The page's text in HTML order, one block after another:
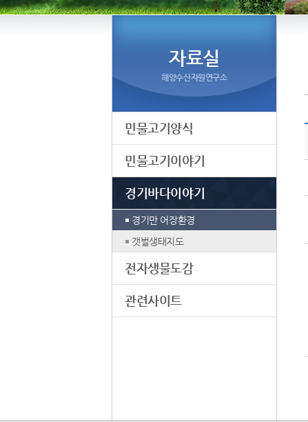
해양수산자원연구소
자료실
민물고기양식
민물고기이야기
경기바다이야기
경기만 어장환경
갯벌생태지도
전자생물도감
관련사이트